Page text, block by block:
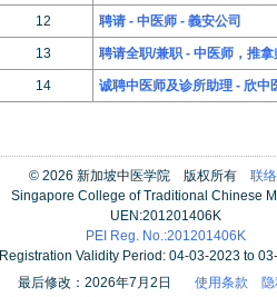
12 聘请 - 中医师 - 義安公司
13 聘请全职/兼职 - 中医师，推
14 诚聘中医师及诊所助理 - 欣中
© 2026 新加坡中医学院 版权所有 联
Singapore College of Traditional Chinese
UEN:201201406K
PEI Reg. No.:201201406K
Registration Validity Period: 04-03-2023 to
最后修改：2026年7月2日 使用条款